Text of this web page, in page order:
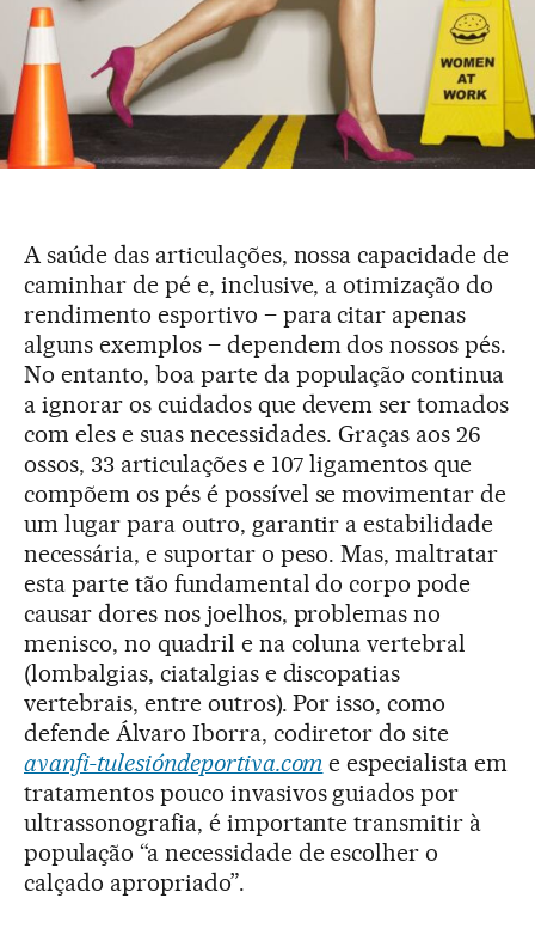
A saúde das articulações, nossa capacidade de
caminhar de pé e, inclusive, a otimização do
rendimento esportivo – para citar apenas
alguns exemplos – dependem dos nossos pés.
No entanto, boa parte da população continua
a ignorar os cuidados que devem ser tomados
com eles e suas necessidades. Graças aos 26
ossos, 33 articulações e 107 ligamentos que
compõem os pés é possível se movimentar de
um lugar para outro, garantir a estabilidade
necessária, e suportar o peso. Mas, maltratar
esta parte tão fundamental do corpo pode
causar dores nos joelhos, problemas no
menisco, no quadril e na coluna vertebral
(lombalgias, ciatalgias e discopatias
vertebrais, entre outros). Por isso, como
defende Álvaro Iborra, codiretor do site
avanfi-tulesióndeportiva.com e especialista em
tratamentos pouco invasivos guiados por
ultrassonografia, é importante transmitir à
população “a necessidade de escolher o
calçado apropriado”.